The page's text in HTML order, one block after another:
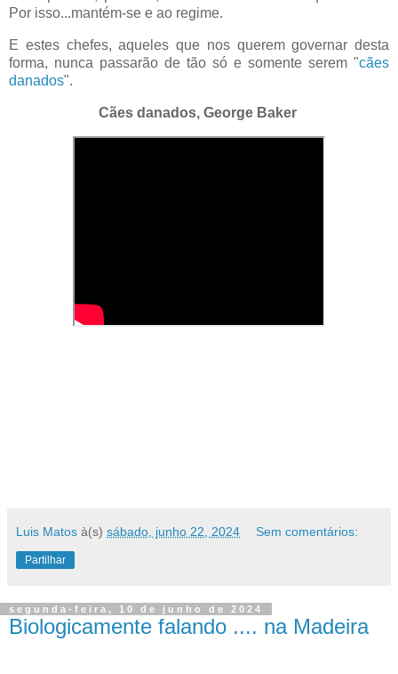
Por isso...mantém-se e ao regime.
E estes chefes, aqueles que nos querem governar desta
forma, nunca passarão de tão só e somente serem "cães
danados".
Cães danados, George Baker
Luis Matos à(s) sábado, junho 22, 2024 Sem comentários:
Partilhar
segunda-feira, 10 de junho de 2024
Biologicamente falando .... na Madeira